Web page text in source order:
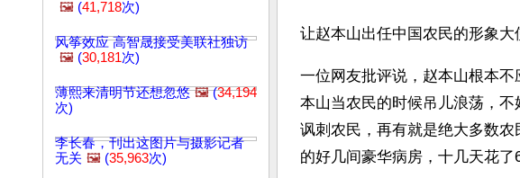
🖼️ (41,718次)
风筝效应 高智晟接受美联社独访
🖼️ (30,181次)
薄熙来清明节还想忽悠 🖼️(34,194
次)
李长春，刊出这图片与摄影记者
无关 🖼️ (35,963次)
让赵本山出任中国农民的形象大
一位网友批评说，赵本山根本
本山当农民的时候吊儿浪荡，
讽刺农民，再有就是绝大多数
的好几间豪华病房，十几天花了